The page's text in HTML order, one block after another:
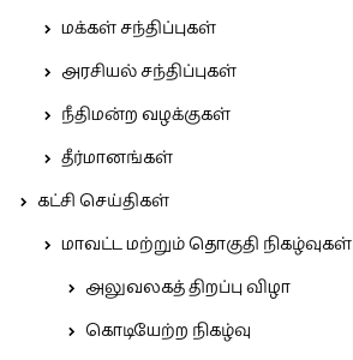
மக்கள் சந்திப்புகள்
அரசியல் சந்திப்புகள்
நீதிமன்ற வழக்குகள்
தீர்மானங்கள்
கட்சி செய்திகள்
மாவட்ட மற்றும் தொகுதி நிகழ்வுகள்
அலுவலகத் திறப்பு விழா
கொடியேற்ற நிகழ்வு